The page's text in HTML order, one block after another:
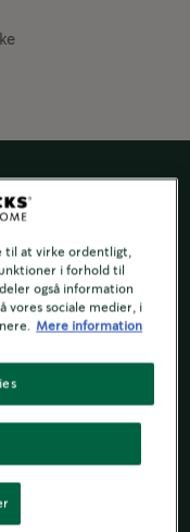
til at virke ordentligt,
i forhold til
også information
vores sociale medier, i
Mere information